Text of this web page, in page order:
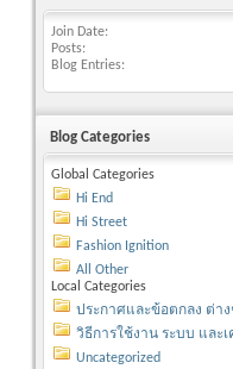
Join Date
Posts
Blog Entries
Blog Categories
Global Categories
Hi End
Hi Street
Fashion Ignition
All Other
Local Categories
ประกาศและข้อตกลง ต่าง
วิธีการใช้งาน ระบบ และเ
Uncategorized